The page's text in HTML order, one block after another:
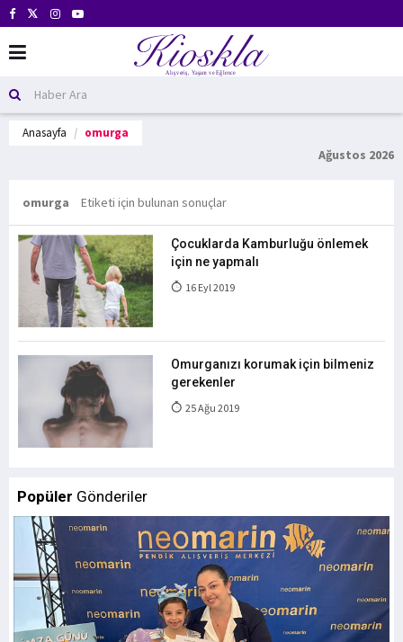
Anasayfa omurga
Ağustos 2026
omurga Etiketi için bulunan sonuçlar
Çocuklarda Kamburluğu önlemek
için ne yapmalı
16 Eyl 2019
Omurganızı korumak için bilmeniz
gerekenler
25 Ağu 2019
Popüler Gönderiler